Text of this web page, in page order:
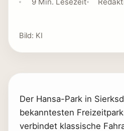
Bild: KI
Der Hansa-Park in
bekanntesten
verbindet klassische